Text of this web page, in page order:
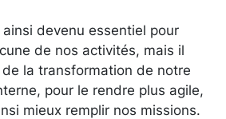
devenu essentiel pour
de nos activités, mais il
la transformation de notre
pour le rendre plus agile,
mieux remplir nos missions.